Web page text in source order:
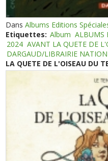
DansAlbums Editions
Etiquettes: Album ALBUMS
2024 AVANT LA QUETE DE
DARGAUD/LIBRAIRIE NATION
LA QUETE DE L'OISEAU DU